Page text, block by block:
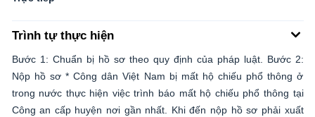
Trình tự thực hiện
Bước 1: Chuẩn bị hồ sơ theo quy định của pháp luật. Bước 2:
Nộp hồ sơ * Công dân Việt Nam bị mất hộ chiếu phổ thông ở
trong nước thực hiện việc trình báo mất hộ chiếu phổ thông tại
Công an cấp huyện nơi gần nhất. Khi đến nộp hồ sơ phải xuất